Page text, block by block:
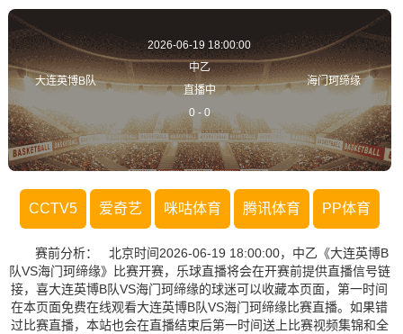
大连英博B队
2026-06-19 18:00:00
中乙
直播中
0 - 0
海门珂缔缘
CCTV5 爱奇艺 咪咕体育 腾讯体育 PP体育
赛前分析： 北京时间2026-06-19 18:00:00，中乙《大连英博B
队VS海门珂缔缘》比赛开赛，乐球直播将会在开赛前提供直播信号链
接，喜大连英博B队VS海门珂缔缘的球迷可以收藏本页面，第一时间
在本页面免费在线观看大连英博B队VS海门珂缔缘比赛直播。如果错
过比赛直播，本站也会在直播结束后第一时间送上比赛视频集锦和全